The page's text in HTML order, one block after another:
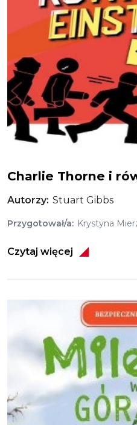
Charlie Thorne i
Autorzy Stuart Gibbs
Przygotował/a Krystyna
Czytaj więcej